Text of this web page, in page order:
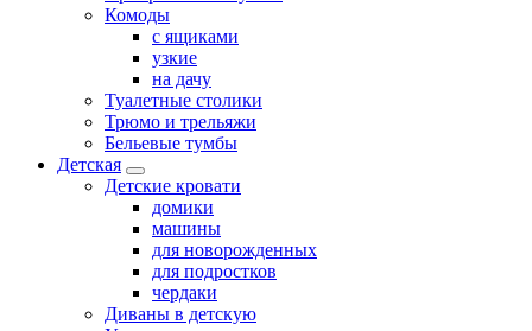
Комоды
с ящиками
узкие
на дачу
Туалетные столики
Трюмо и трельяжи
Бельевые тумбы
Детская
Детские кровати
домики
машины
для новорожденных
для подростков
чердаки
Диваны в детскую